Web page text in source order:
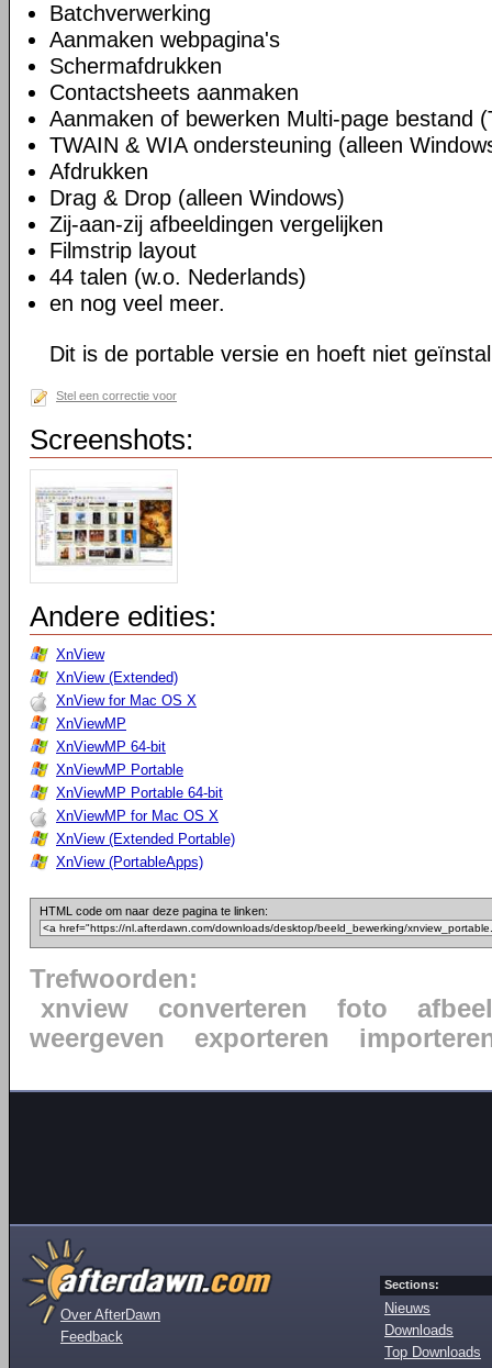
Batchverwerking
Aanmaken webpagina's
Schermafdrukken
Contactsheets aanmaken
Aanmaken of bewerken Multi-page bestand
TWAIN & WIA ondersteuning (alleen
Afdrukken
Drag & Drop (alleen Windows)
Zij-aan-zij afbeeldingen vergelijken
Filmstrip layout
44 talen (w.o. Nederlands)
en nog veel meer.
Dit is de portable versie en hoeft niet
Stel een correctie voor
Screenshots:
Andere edities:
XnView
XnView (Extended)
XnView for Mac OS X
XnViewMP
XnViewMP 64-bit
XnViewMP Portable
XnViewMP Portable 64-bit
XnViewMP for Mac OS X
XnView (Extended Portable)
XnView (PortableApps)
HTML code om naar deze pagina te linken:
Trefwoorden:
xnview
converteren foto
weergeven
exporteren
Over AfterDawn
Feedback
Sections:
Nieuws
Downloads
Top Downloads